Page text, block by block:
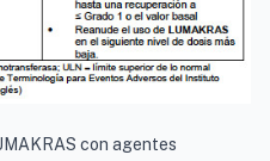
con agentes